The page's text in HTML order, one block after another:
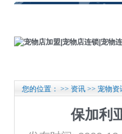
您的位置： >> 资讯 >> 宠物资
保加利